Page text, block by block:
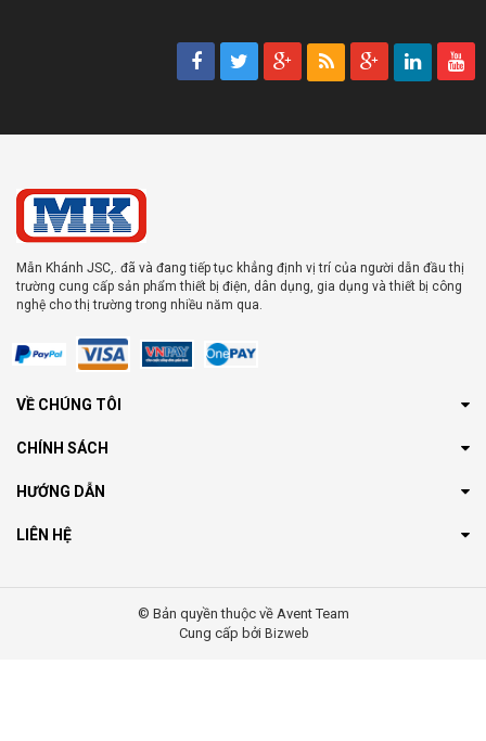
Mẫn Khánh JSC,. đã và đang tiếp tục khẳng định vị trí của người dẫn đầu thị
trường cung cấp sản phẩm thiết bị điện, dân dụng, gia dụng và thiết bị công
nghệ cho thị trường trong nhiều năm qua.
VỀ CHÚNG TÔI
CHÍNH SÁCH
HƯỚNG DẪN
LIÊN HỆ
© Bản quyền thuộc về Avent Team
Cung cấp bởi Bizweb